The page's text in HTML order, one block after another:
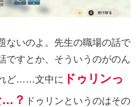
ないのよ。先生の職場の話で
ですとか、そういうのがのん
ど……文中に ドゥリンっ
… ？ ドゥリンというのはその